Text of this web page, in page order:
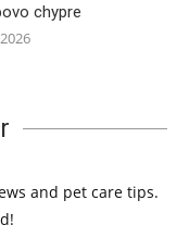
chypre
and pet care tips.